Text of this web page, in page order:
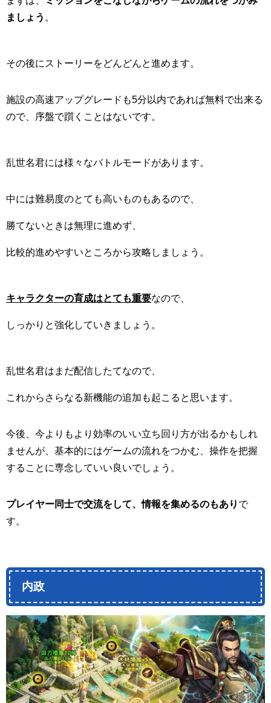
ましょう 。
その後にストーリーをどんどんと進めます。
施設の高速アップグレードも5分以内であれば無料で出来る
ので、序盤で躓くことはないです。
乱世名君には様々なバトルモードがあります。
中には難易度のとても高いものもあるので、
勝てないときは無理に進めず、
比較的進めやすいところから攻略しましょう。
キャラクターの育成はとても重要なので、
しっかりと強化していきましょう。
乱世名君はまだ配信したてなので、
これからさらなる新機能の追加も起こると思います。
今後、今よりもより効率のいい立ち回り方が出るかもしれ
ませんが、基本的にはゲームの流れをつかむ、操作を把握
することに専念していい良いでしょう。
プレイヤー同士で交流をして、情報を集めるのもあり で
す。
内政